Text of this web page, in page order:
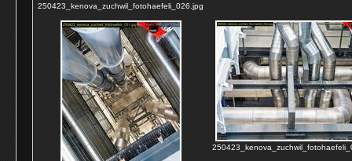
250423_kenova_zuchwil_fotohaefeli_026.jpg